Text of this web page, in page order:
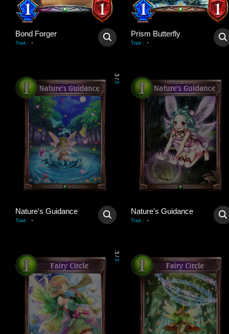
Bond Forger
Trait : -
Prism Butterfly
Trait : -
3
/
3
Nature's Guidance
Trait : -
Nature's Guidance
Trait : -
3
/
3